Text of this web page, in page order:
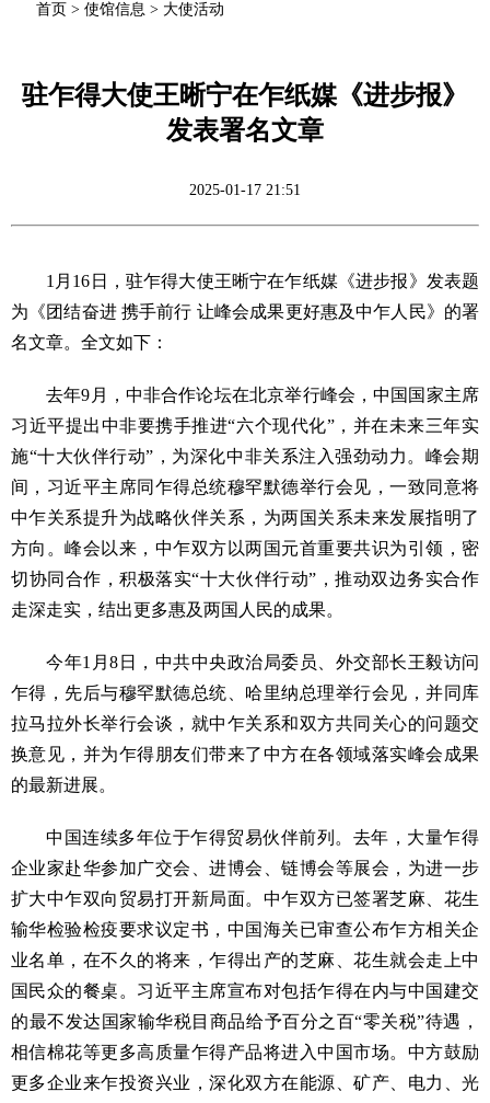
首页 > 使馆信息 > 大使活动
驻乍得大使王晰宁在乍纸媒《进步报》
发表署名文章
2025-01-17 21:51
1月16日，驻乍得大使王晰宁在乍纸媒《进步报》发表题
为《团结奋进 携手前行 让峰会成果更好惠及中乍人民》的署
名文章。全文如下：
去年9月，中非合作论坛在北京举行峰会，中国国家主席
习近平提出中非要携手推进“六个现代化”，并在未来三年实
施“十大伙伴行动”，为深化中非关系注入强劲动力。峰会期
间，习近平主席同乍得总统穆罕默德举行会见，一致同意将
中乍关系提升为战略伙伴关系，为两国关系未来发展指明了
方向。峰会以来，中乍双方以两国元首重要共识为引领，密
切协同合作，积极落实“十大伙伴行动”，推动双边务实合作
走深走实，结出更多惠及两国人民的成果。
今年1月8日，中共中央政治局委员、外交部长王毅访问
乍得，先后与穆罕默德总统、哈里纳总理举行会见，并同库
拉马拉外长举行会谈，就中乍关系和双方共同关心的问题交
换意见，并为乍得朋友们带来了中方在各领域落实峰会成果
的最新进展。
中国连续多年位于乍得贸易伙伴前列。去年，大量乍得
企业家赴华参加广交会、进博会、链博会等展会，为进一步
扩大中乍双向贸易打开新局面。中乍双方已签署芝麻、花生
输华检验检疫要求议定书，中国海关已审查公布乍方相关企
业名单，在不久的将来，乍得出产的芝麻、花生就会走上中
国民众的餐桌。习近平主席宣布对包括乍得在内与中国建交
的最不发达国家输华税目商品给予百分之百“零关税”待遇，
相信棉花等更多高质量乍得产品将进入中国市场。中方鼓励
更多企业来乍投资兴业，深化双方在能源、矿产、电力、光